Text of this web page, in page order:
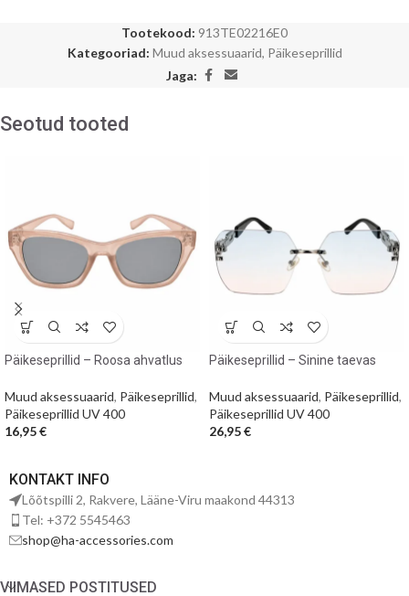
Tootekood: 913TE02216E0
Kategooriad: Muud aksessuaarid, Päikeseprillid
Jaga:
Seotud tooted
Päikeseprillid – Roosa ahvatlus
Muud aksessuaarid, Päikeseprillid,
Päikeseprillid UV 400
16,95€
Päikeseprillid – Sinine taevas
Muud aksessuaarid, Päikeseprillid,
Päikeseprillid UV 400
26,95€
KONTAKT INFO
Lõõtspilli 2, Rakvere, Lääne-Viru maakond 44313
Tel: +372 5545463
shop@ha-accessories.com
VIIMASED POSTITUSED